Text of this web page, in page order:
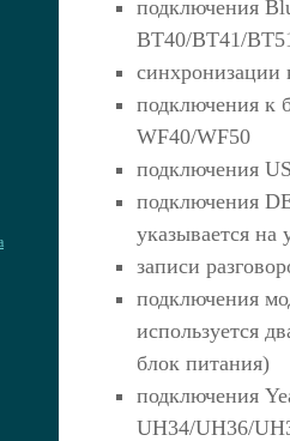
подключения
BT40/BT41/
синхронизации
подключения к
WF40/WF50
подключения
подключения
указывается на
записи
подключения
используется
блок питания)
подключения
UH34/UH36/